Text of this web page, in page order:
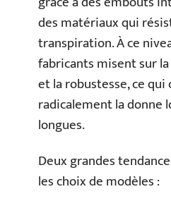
des matériaux qui
transpiration. À ce
fabricants misent sur
et la robustesse, ce qui
radicalement la donne
longues.
Deux grandes
les choix de modèles :